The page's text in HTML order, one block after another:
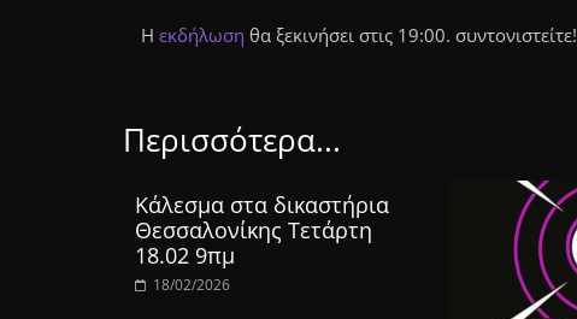
Η εκδήλωση θα ξεκινήσει στις 19:00. συντονιστείτε!
Περισσότερα...
Κάλεσμα στα δικαστήρια
Θεσσαλονίκης Τετάρτη
18.02 9πμ
18/02/2026